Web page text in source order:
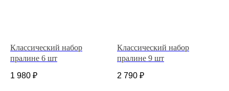
Классический набор
пралине 6 шт
1 980 ₽
Классический набор
пралине 9 шт
2 790 ₽